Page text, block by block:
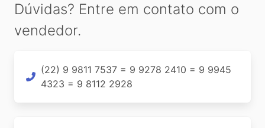
Dúvidas? Entre em contato com o
vendedor.
(22) 9 9811 7537 = 9 9278 2410 = 9 9945
4323 = 9 8112 2928